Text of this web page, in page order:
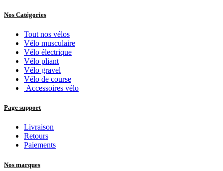
Nos Catégories
Tout nos vélos
Vélo musculaire
Vélo électrique
Vélo pliant
Vélo gravel
Vélo de course
Accessoires vélo
Page support
Livraison
Retours
Paiements
Nos marques